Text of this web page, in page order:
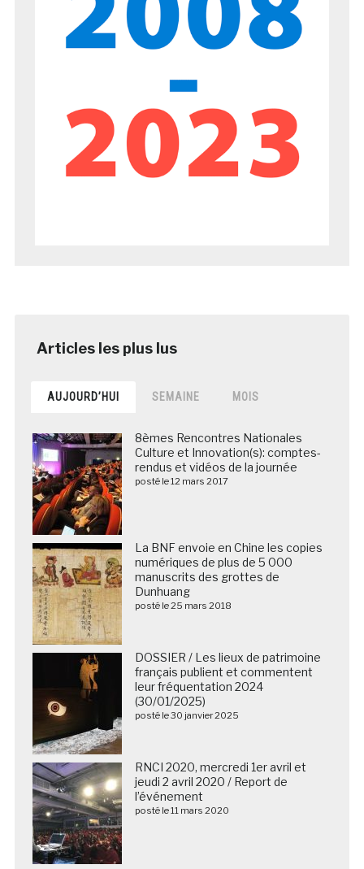
AUJOURD’HUI SEMAINE MOIS
8èmes Rencontres Nationales
Culture et Innovation(s): comptes-
rendus et vidéos de la journée
posté le 12 mars 2017
La BNF envoie en Chine les copies
numériques de plus de 5 000
manuscrits des grottes de
Dunhuang
posté le 25 mars 2018
DOSSIER / Les lieux de patrimoine
français publient et commentent
leur fréquentation 2024
(30/01/2025)
posté le 30 janvier 2025
RNCI 2020, mercredi 1er avril et
jeudi 2 avril 2020 / Report de
l’événement
posté le 11 mars 2020